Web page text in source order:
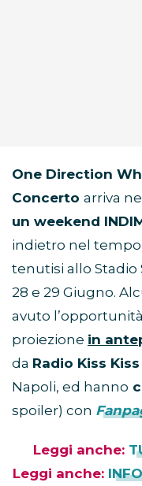
One Direction
Concerto arriva
un weekend
indietro nel tempo
tenutisi allo Stadio
28 e 29 Giugno.
avuto
proiezione in
da Radio Kiss Kiss
Napoli, ed hanno
spoiler) con
Leggi anche:
Leggi anche: